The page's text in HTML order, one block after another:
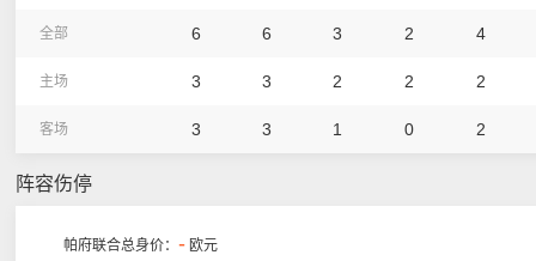
全部 6 6 3 2 4
主场 3 3 2 2 2
客场 3 3 1 0 2
阵容伤停
帕府联合总身价： - 欧元